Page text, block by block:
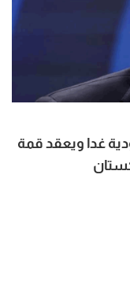
غدا ويعقد قمة